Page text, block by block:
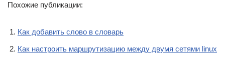
Похожие публикации:
Как добавить слово в словарь
Как настроить маршрутизацию между двумя сетями linux